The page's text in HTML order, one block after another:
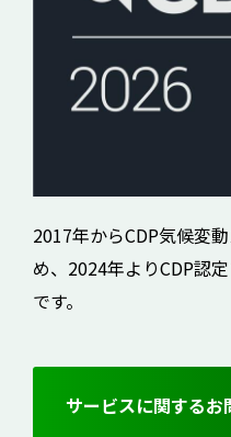
2017年からCDP気候変
め、2024年よりCDP認
です。
サービスに関するお